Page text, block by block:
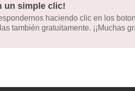
un simple clic!
haciendo clic en los
también gratuitamente. ¡¡Muchas